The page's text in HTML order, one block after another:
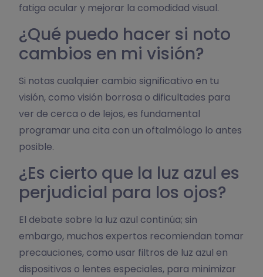
fatiga ocular y mejorar la comodidad visual.
¿Qué puedo hacer si noto
cambios en mi visión?
Si notas cualquier cambio significativo en tu
visión, como visión borrosa o dificultades para
ver de cerca o de lejos, es fundamental
programar una cita con un oftalmólogo lo antes
posible.
¿Es cierto que la luz azul es
perjudicial para los ojos?
El debate sobre la luz azul continúa; sin
embargo, muchos expertos recomiendan tomar
precauciones, como usar filtros de luz azul en
dispositivos o lentes especiales, para minimizar